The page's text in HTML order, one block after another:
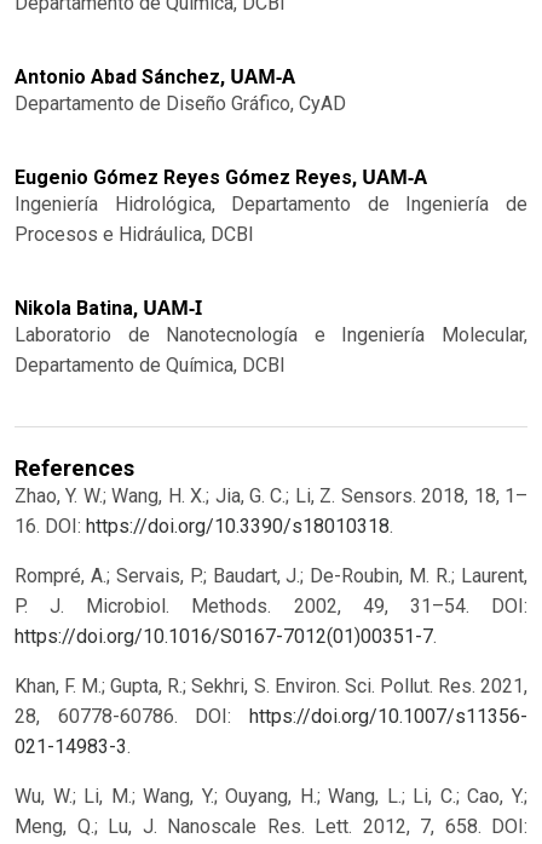
Antonio Abad Sánchez, UAM-A
Departamento de Diseño Gráfico, CyAD
Eugenio Gómez Reyes Gómez Reyes, UAM-A
Ingeniería Hidrológica, Departamento de Ingeniería de
Procesos e Hidráulica, DCBI
Nikola Batina, UAM-I
Laboratorio de Nanotecnología e Ingeniería Molecular,
Departamento de Química, DCBI
References
Zhao, Y. W.; Wang, H. X.; Jia, G. C.; Li, Z. Sensors. 2018, 18, 1–
16. DOI: https://doi.org/10.3390/s18010318.
Rompré, A.; Servais, P.; Baudart, J.; De-Roubin, M. R.; Laurent,
P. J. Microbiol. Methods. 2002, 49, 31–54. DOI:
https://doi.org/10.1016/S0167-7012(01)00351-7.
Khan, F. M.; Gupta, R.; Sekhri, S. Environ. Sci. Pollut. Res. 2021,
28, 60778-60786. DOI:
https://doi.org/10.1007/s11356-
021-14983-3.
Wu, W.; Li, M.; Wang, Y.; Ouyang, H.; Wang, L.; Li, C.; Cao, Y.;
Meng, Q.; Lu, J. Nanoscale Res. Lett. 2012, 7, 658. DOI: